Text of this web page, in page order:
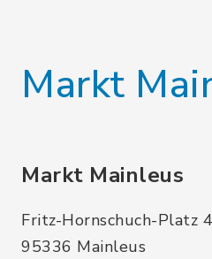
Markt
Markt Mainleus
Fritz-Hornschuch-Platz 4
95336 Mainleus